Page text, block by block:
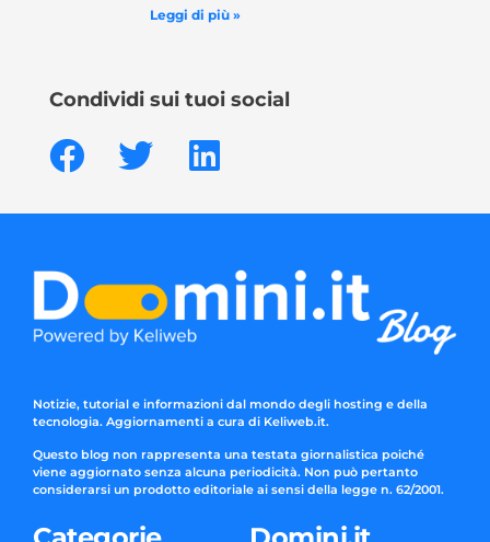
Leggi di più »
Condividi sui tuoi social
Notizie, tutorial e informazioni dal mondo degli hosting e della
tecnologia. Aggiornamenti a cura di Keliweb.it.
Questo blog non rappresenta una testata giornalistica poiché
viene aggiornato senza alcuna periodicità. Non può pertanto
considerarsi un prodotto editoriale ai sensi della legge n. 62/2001.